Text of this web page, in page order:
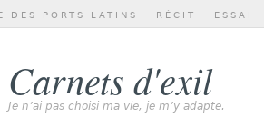
Carnets d'exil
Je n’ai pas choisi ma vie, je m’y adapte.
DES PORTS LATINS RÉCIT ESSAI